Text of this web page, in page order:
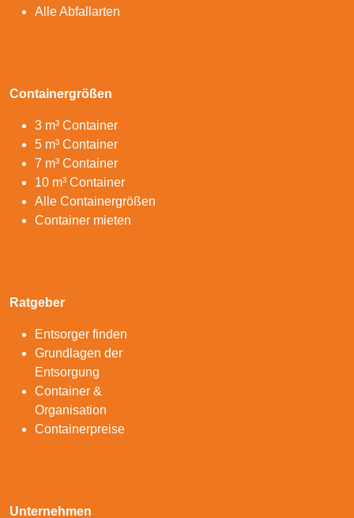
Alle Abfallarten
Containergrößen
3 m³ Container
5 m³ Container
7 m³ Container
10 m³ Container
Alle Containergrößen
Container mieten
Ratgeber
Entsorger finden
Grundlagen der
Entsorgung
Container &
Organisation
Containerpreise
Unternehmen